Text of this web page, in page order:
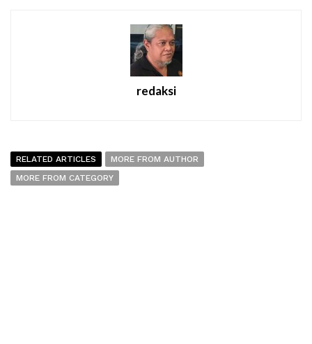
redaksi
RELATED ARTICLES
MORE FROM AUTHOR
MORE FROM CATEGORY